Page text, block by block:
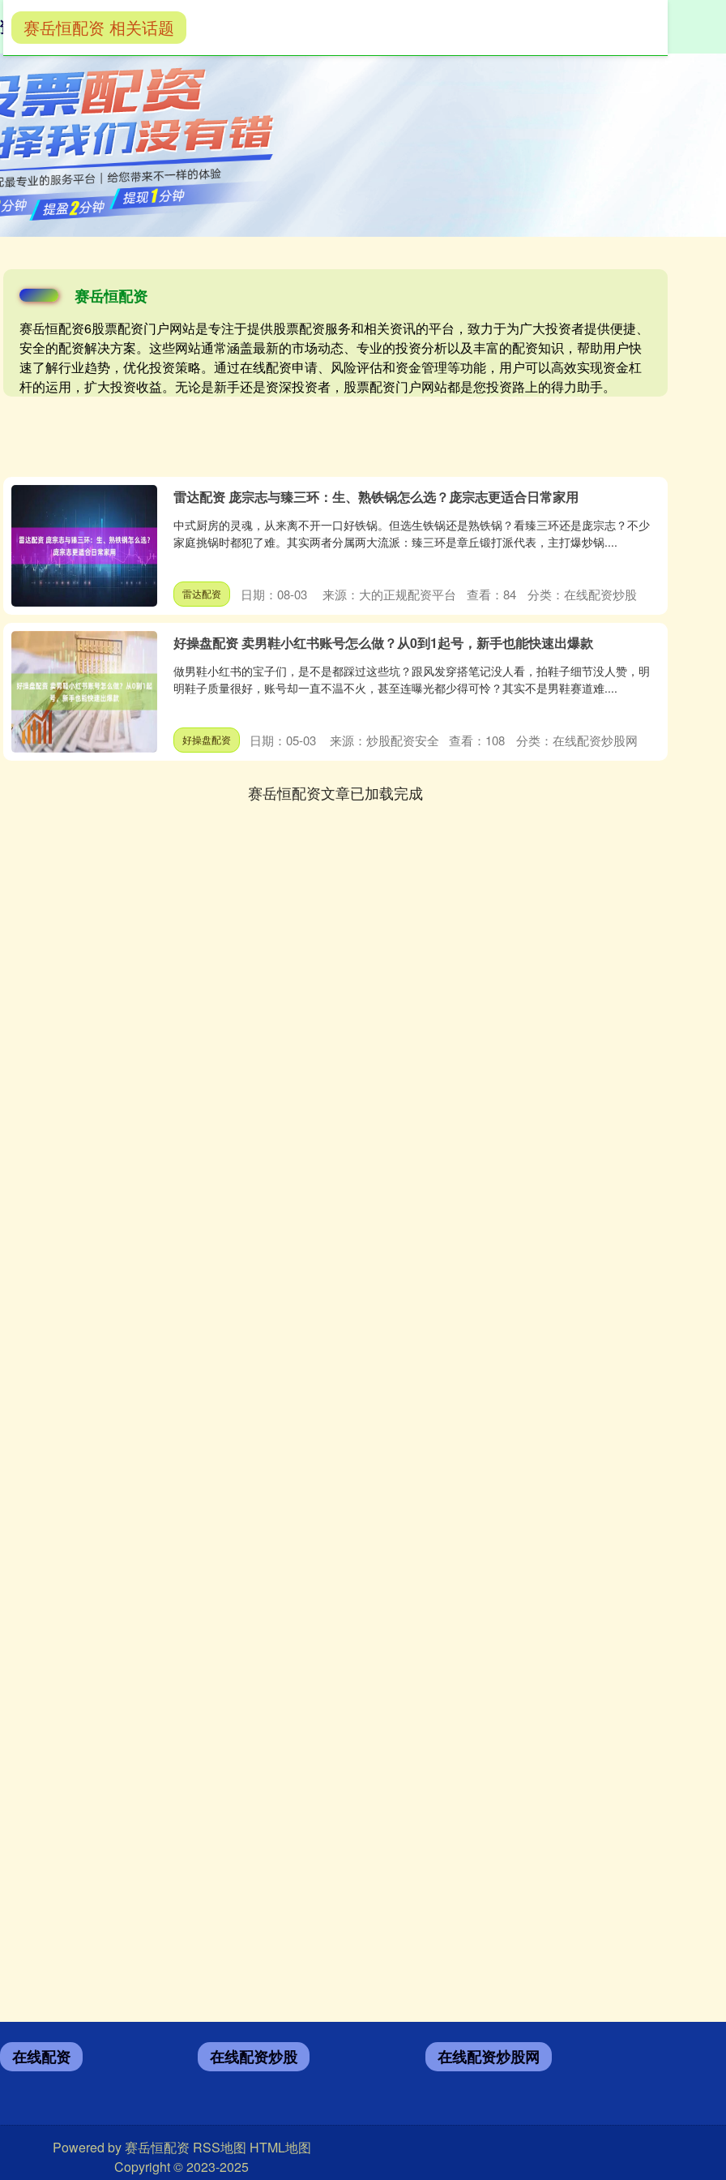
在线配资 在线配资炒股
赛岳恒配资
赛岳恒配资6股票配资门户网站是专注于提供股票配资服务和相关资讯的平台，致力于为广大投资者提供便捷、
安全的配资解决方案。这些网站通常涵盖最新的市场动态、专业的投资分析以及丰富的配资知识，帮助用户快
速了解行业趋势，优化投资策略。通过在线配资申请、风险评估和资金管理等功能，用户可以高效实现资金杠
杆的运用，扩大投资收益。无论是新手还是资深投资者，股票配资门户网站都是您投资路上的得力助手。
赛岳恒配资 相关话题
雷达配资 庞宗志与臻三环：生、熟铁锅怎么选？庞宗志更适合日常家用
中式厨房的灵魂，从来离不开一口好铁锅。但选生铁锅还是熟铁锅？看臻三环还是庞宗志？不少
家庭挑锅时都犯了难。其实两者分属两大流派：臻三环是章丘锻打派代表，主打爆炒锅....
雷达配资 日期：08-03 来源：大的正规配资平台 查看： 84 分类： 在线配资炒股
好操盘配资 卖男鞋小红书账号怎么做？从0到1起号，新手也能快速出爆款
做男鞋小红书的宝子们，是不是都踩过这些坑？跟风发穿搭笔记没人看，拍鞋子细节没人赞，明
明鞋子质量很好，账号却一直不温不火，甚至连曝光都少得可怜？其实不是男鞋赛道难....
好操盘配资 日期：05-03 来源：炒股配资安全 查看： 108 分类： 在线配资炒股网
赛岳恒配资文章已加载完成
在线配资 在线配资炒股 在线配资炒股网
Powered by赛岳恒配资 RSS地图 HTML地图
Copyright© 2023-2025